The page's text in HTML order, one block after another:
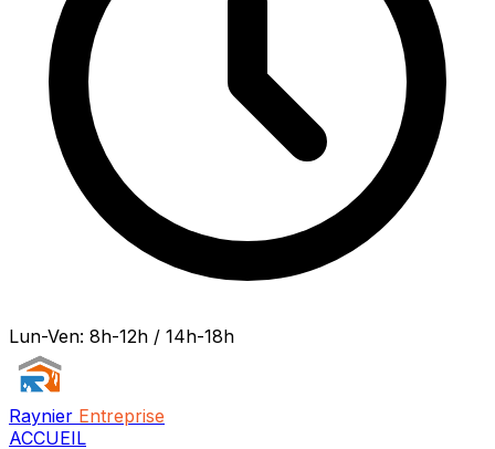
Lun-Ven: 8h-12h / 14h-18h
Raynier Entreprise
ACCUEIL